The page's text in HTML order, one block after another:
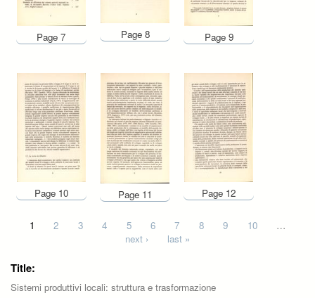
Page 7 Page 8 Page 9
Page 10 Page 11 Page 12
Pages
1 2 3 4 5 6 7 8 9 10
…
next ›
last »
Title:
Sistemi produttivi locali: struttura e trasformazione